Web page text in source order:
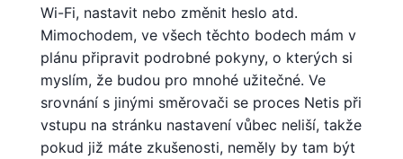
Wi-Fi, nastavit nebo změnit heslo atd.
Mimochodem, ve všech těchto bodech mám v
plánu připravit podrobné pokyny, o kterých si
myslím, že budou pro mnohé užitečné. Ve
srovnání s jinými směrovači se proces Netis při
vstupu na stránku nastavení vůbec neliší, takže
pokud již máte zkušenosti, neměly by tam být